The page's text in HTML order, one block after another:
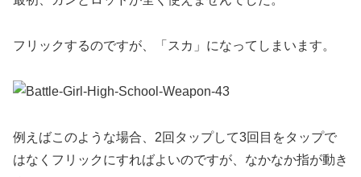
フリックするのですが、「スカ」になってしまいます。
例えばこのような場合、2回タップして3回目をタップで
はなくフリックにすればよいのですが、なかなか指が動き